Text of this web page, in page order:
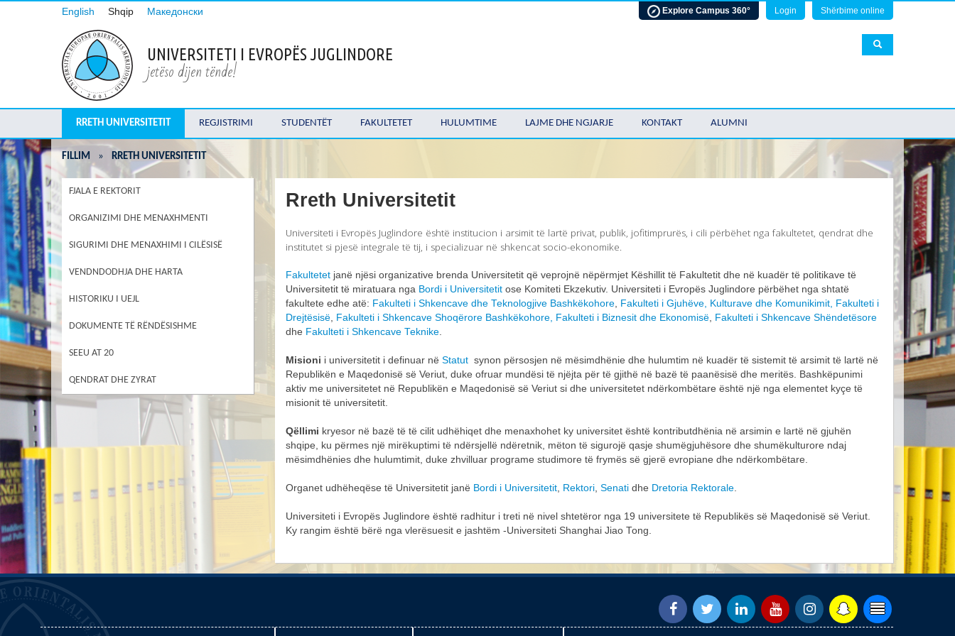
English Shqip Македонски
UNIVERSITETI I EVROPËS JUGLINDORE
jetëso dijen tënde!
Explore Campus 360° Login Shërbime online
RRETH UNIVERSITETIT REGJISTRIMI STUDENTËT FAKULTETET HULUMTIME LAJME DHE NGJARJE KONTAKT ALUMNI
FILLIM » RRETH UNIVERSITETIT
FJALA E REKTORIT
ORGANIZIMI DHE MENAXHMENTI
SIGURIMI DHE MENAXHIMI I CILËSISË
VENDNDODHJA DHE HARTA
HISTORIKU I UEJL
DOKUMENTE TË RËNDËSISHME
SEEU AT 20
QENDRAT DHE ZYRAT
Rreth Universitetit
Universiteti i Evropës Juglindore është institucion i arsimit të lartë privat, publik, jofitimprurës, i cili përbëhet nga fakultetet, qendrat dhe
institutet si pjesë integrale të tij, i specializuar në shkencat socio-ekonomike.
Fakultetet janë njësi organizative brenda Universitetit që veprojnë nëpërmjet Këshillit të Fakultetit dhe në kuadër të politikave të
Universitetit të miratuara nga Bordi i Universitetit ose Komiteti Ekzekutiv. Universiteti i Evropës Juglindore përbëhet nga shtatë
fakultete edhe atë: Fakulteti i Shkencave dhe Teknologjive Bashkëkohore, Fakulteti i Gjuhëve, Kulturave dhe Komunikimit, Fakulteti i
Drejtësisë, Fakulteti i Shkencave Shoqërore Bashkëkohore, Fakulteti i Biznesit dhe Ekonomisë, Fakulteti i Shkencave Shëndetësore
dhe Fakulteti i Shkencave Teknike.
Misioni i universitetit i definuar në Statut synon përsosjen në mësimdhënie dhe hulumtim në kuadër të sistemit të arsimit të lartë në
Republikën e Maqedonisë së Veriut, duke ofruar mundësi të njëjta për të gjithë në bazë të paanësisë dhe meritës. Bashkëpunimi
aktiv me universitetet në Republikën e Maqedonisë së Veriut si dhe universitetet ndërkombëtare është një nga elementet kyçe të
misionit të universitetit.
Qëllimi kryesor në bazë të të cilit udhëhiqet dhe menaxhohet ky universitet është kontributdhënia në arsimin e lartë në gjuhën
shqipe, ku përmes një mirëkuptimi të ndërsjellë ndëretnik, mëton të sigurojë qasje shumëgjuhësore dhe shumëkulturore ndaj
mësimdhënies dhe hulumtimit, duke zhvilluar programe studimore të frymës së gjerë evropiane dhe ndërkombëtare.
Organet udhëheqëse të Universitetit janë Bordi i Universitetit, Rektori, Senati dhe Dretoria Rektorale.
Universiteti i Evropës Juglindore është radhitur i treti në nivel shtetëror nga 19 universitete të Republikës së Maqedonisë së Veriut.
Ky rangim është bërë nga vlerësuesit e jashtëm -Universiteti Shanghai Jiao Tong.